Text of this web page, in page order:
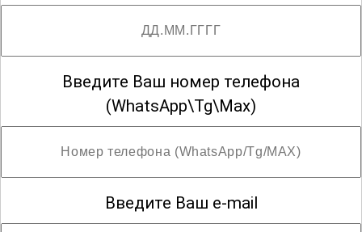
Введите Ваш номер телефона
(WhatsApp\Tg\Max)
Введите Ваш e-mail